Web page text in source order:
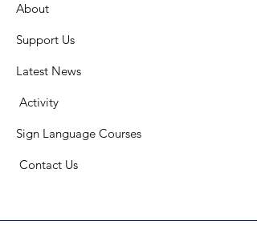
About
Support Us
Latest News
Activity
Sign Language Courses
​ Contact Us